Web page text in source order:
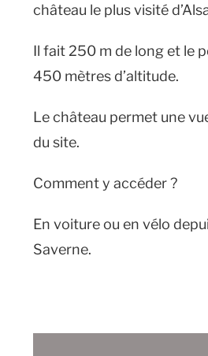
château le plus visité
Il fait 250 m de long et le
450 mètres d’altitude.
Le château permet une
du site.
Comment y accéder ?
En voiture ou en vélo
Saverne.